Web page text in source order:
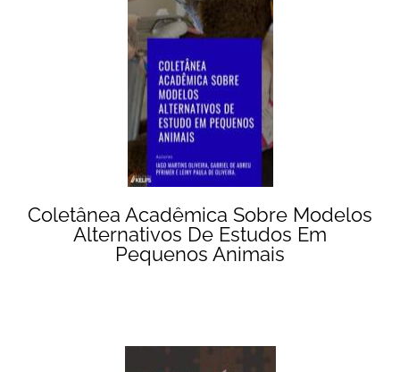
Coletânea Acadêmica Sobre Modelos
Alternativos De Estudos Em
Pequenos Animais